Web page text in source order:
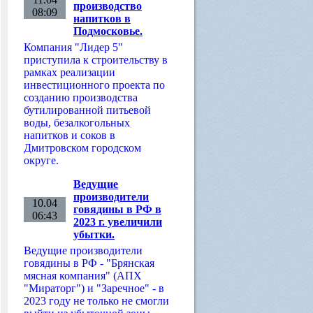
08:09
производство
напитков в
Подмосковье.
Компания "Лидер 5"
приступила к строительству в
рамках реализации
инвестиционного проекта по
созданию производства
бутилированной питьевой
воды, безалкогольных
напитков и соков в
Дмитровском городском
округе.
10.04
06:43
Ведущие
производители
говядины в РФ в
2023 г. увеличили
убытки.
Ведущие производители
говядины в РФ - "Брянская
мясная компания" (АПХ
"Мираторг") и "Заречное" - в
2023 году не только не смогли